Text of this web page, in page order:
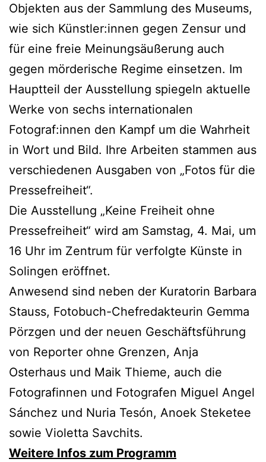
Objekten aus der Sammlung des Museums,
wie sich Künstler:innen gegen Zensur und
für eine freie Meinungsäußerung auch
gegen mörderische Regime einsetzen. Im
Hauptteil der Ausstellung spiegeln aktuelle
Werke von sechs internationalen
Fotograf:innen den Kampf um die Wahrheit
in Wort und Bild. Ihre Arbeiten stammen aus
verschiedenen Ausgaben von „Fotos für die
Pressefreiheit“.
Die Ausstellung „Keine Freiheit ohne
Pressefreiheit“ wird am Samstag, 4. Mai, um
16 Uhr im Zentrum für verfolgte Künste in
Solingen eröffnet.
Anwesend sind neben der Kuratorin Barbara
Stauss, Fotobuch-Chefredakteurin Gemma
Pörzgen und der neuen Geschäftsführung
von Reporter ohne Grenzen, Anja
Osterhaus und Maik Thieme, auch die
Fotografinnen und Fotografen Miguel Angel
Sánchez und Nuria Tesón, Anoek Steketee
sowie Violetta Savchits.
Weitere Infos zum Programm